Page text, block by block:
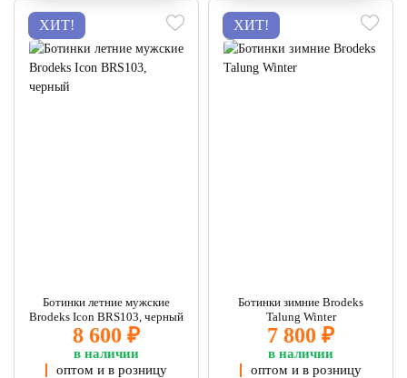
ХИТ!
Ботинки летние мужские
Brodeks Icon BRS103, черный
8 600 ₽
в наличии
оптом и в розницу
ХИТ!
Ботинки зимние Brodeks
Talung Winter
7 800 ₽
в наличии
оптом и в розницу